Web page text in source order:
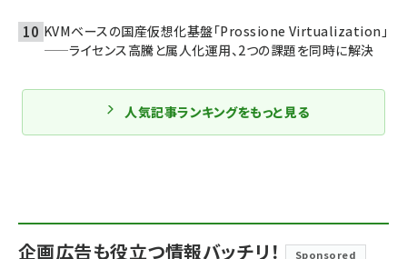
KVMベースの国産仮想化基盤「Prossione Virtualization」
——ライセンス高騰と属人化運用、2つの課題を同時に解決
人気記事ランキングをもっと見る
企画広告も役立つ情報バッチリ！ Sponsored